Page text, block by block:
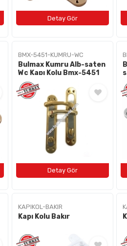
BMX-5451-KUMRU-WC
Bulmax Kumru Alb-saten
Wc Kapı Kolu Bmx-5451
KAPIKOL-BAKIR
Kapı Kolu Bakır